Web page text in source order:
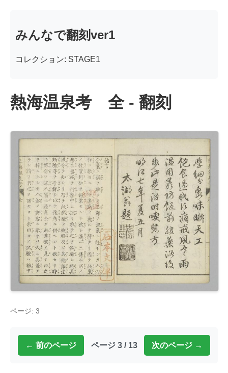
みんなで翻刻ver1
コレクション: STAGE1
熱海温泉考 全 - 翻刻
ページ: 3
← 前のページ ページ 3 / 13 次のページ →